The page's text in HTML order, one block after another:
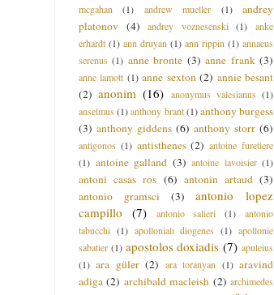
mcgahan
(1) andrew mueller (1)
andrey
platonov (4) andrey voznesenski (1)
anke
erhardt (1) ann druyan (1) ann rippin (1) annaeus
serenus (1) anne bronte (3) anne frank (3)
anne lamott (1) anne sexton (2) annie besant
(2) anonim (16) anonymus valesianus (1)
anselmus (1) anthony brant (1) anthony burgess
(3) anthony giddens (6) anthony storr (6)
antigonos (1) antisthenes (2) antoine furetiere
(1) antoine galland (3) antoine lavoisier (1)
antoni casas ros (6) antonin artaud (3)
antonio gramsci
(3)
antonio lopez
campillo
(7) antonio salieri (1)
antonio
tabucchi (1) apollonialı diogenes (1) apollonie
sabatier (1) apostolos doxiadis (7) apuleius
(1) ara güler (2) ara toranyan (1) aravind
adiga (2) archibald macleish (2) archimedes